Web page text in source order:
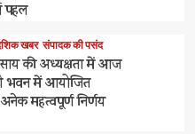
पहल
खबर संपादक की पसंद
की अध्यक्षता में आज
भवन में आयोजित
महत्वपूर्ण निर्णय